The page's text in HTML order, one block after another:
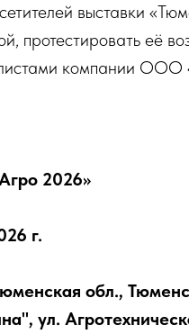
выставки
протестировать её
компании ООО
2026»
г.
обл.,
ул.